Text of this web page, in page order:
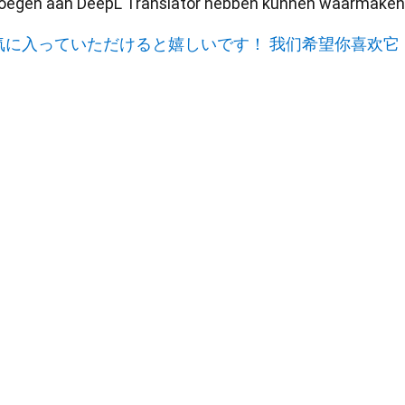
に入っていただけると嬉しいです！ 我们希望你喜欢它